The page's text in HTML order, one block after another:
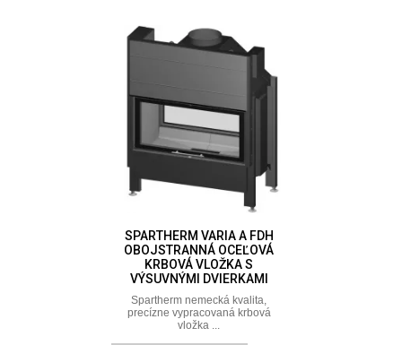
SPARTHERM VARIA A FDH
OBOJSTRANNÁ OCEĽOVÁ
KRBOVÁ VLOŽKA S
VÝSUVNÝMI DVIERKAMI
Spartherm nemecká kvalita,
precízne vypracovaná krbová
vložka ...